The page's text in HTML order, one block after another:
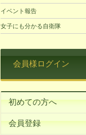
イベント報告
女子にも分かる自衛隊
会員様ログイン
初めての方へ
会員登録